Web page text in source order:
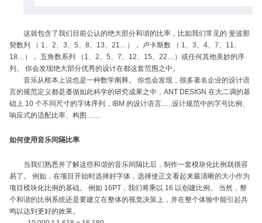
这就包含了我们目前公认的绝大部分和谐的比率，比如我们常见的 斐波那
契数列 （ 1、2、3、5、8、13、21…）， 卢卡斯数 （ 1、3、4、7、11、
18…）， 五角数系列 （1、2、5、7、12、15、22…）或任何其他美妙的序
列。 你会发现绝大部分优秀的设计在都这套范围之中。
音乐从根本上说也是一种数学阐释。 你也会发现，很多著名企业的设计语
言的规范定义都是遵循如此科学的研究成果之中，ANT DESIGN 在大二调的基
础上 10 个不同尺寸的字体序列，IBM 的设计语言......设计规范中的字号比例、
响应式的适配比率、构图……
如何使用音乐间隔比率
当我们熟悉并了解这些和谐的音乐间隔比后，制作一套模块化比例就很容
易了。 例如，在项目开始时选择好字体，选择使正文看起来最清晰的大小作为
项目模块化比例的基础。 例如 16PT，我们将乘以 16 以创建比例。 当然，整
个和谐的比例系统还是要建立在整体的视觉决策上，并在整个体验中能引起共
鸣以达到更好的效果。